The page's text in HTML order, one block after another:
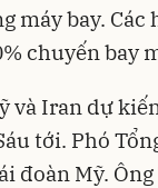
máy bay. Các
chuyến bay
và Iran dự
tới. Phó
đoàn Mỹ.